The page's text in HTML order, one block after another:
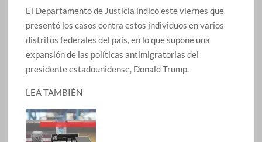
El Departamento de Justicia indicó este viernes que
presentó los casos contra estos individuos en varios
distritos federales del país, en lo que supone una
expansión de las políticas antimigratorias del
presidente estadounidense, Donald Trump.
LEA TAMBIÉN